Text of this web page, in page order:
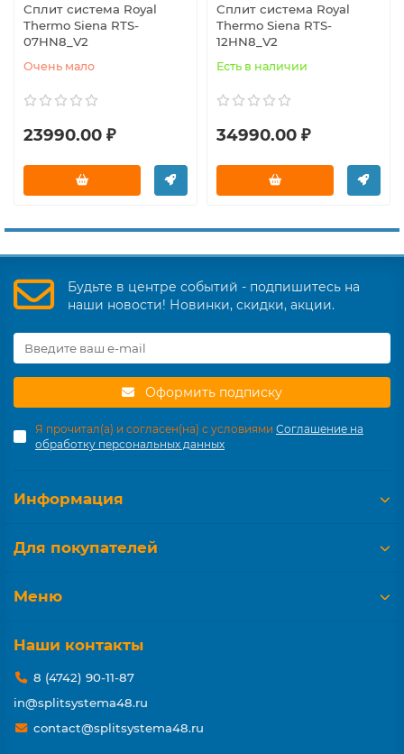
Сплит система Royal
Thermo Siena RTS-
07HN8_V2
Очень мало
23990.00 ₽
Сплит система Royal
Thermo Siena RTS-
12HN8_V2
Есть в наличии
34990.00 ₽
Будьте в центре событий - подпишитесь на
наши новости! Новинки, скидки, акции.
Оформить подписку
Я прочитал(а) и согласен(на) с условиями Соглашение на
обработку персональных данных
Информация
Для покупателей
Меню
Наши контакты
8 (4742) 90-11-87
in@splitsystema48.ru
contact@splitsystema48.ru